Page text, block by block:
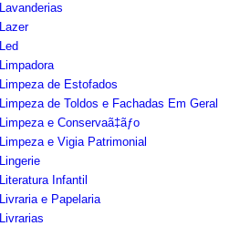
Lavanderias
Lazer
Led
Limpadora
Limpeza de Estofados
Limpeza de Toldos e Fachadas Em Geral
Limpeza e Conservaã‡ãƒo
Limpeza e Vigia Patrimonial
Lingerie
Literatura Infantil
Livraria e Papelaria
Livrarias